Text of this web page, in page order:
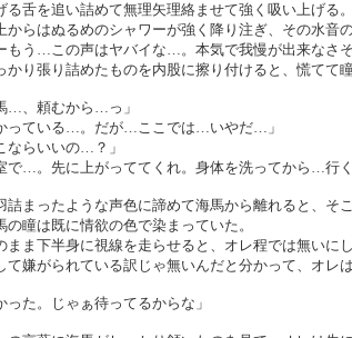
舌を追い詰めて無理矢理絡ませて強く吸い上げる。
らはぬるめのシャワーが強く降り注ぎ、その水音
う…この声はヤバイな…。本気で我慢が出来なさそ
り張り詰めたものを内股に擦り付けると、慌てて
…、頼むから…っ」
っている…。だが…ここでは…いやだ…」
ならいいの…？」
で…。先に上がっててくれ。身体を洗ってから…行
まったような声色に諦めて海馬から離れると、そ
瞳は既に情欲の色で染まっていた。
ま下半身に視線を走らせると、オレ程では無いに
嫌がられている訳じゃ無いんだと分かって、オレは
った。じゃぁ待ってるからな」